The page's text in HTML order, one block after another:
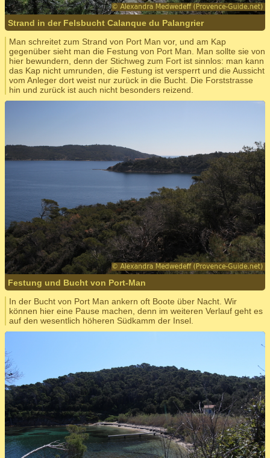
Strand in der Felsbucht Calanque du Palangrier
Man schreitet zum Strand von Port Man vor, und am Kap
gegenüber sieht man die Festung von Port Man. Man sollte sie von
hier bewundern, denn der Stichweg zum Fort ist sinnlos: man kann
das Kap nicht umrunden, die Festung ist versperrt und die Aussicht
vom Anleger dort weist nur zurück in die Bucht. Die Forststrasse
hin und zurück ist auch nicht besonders reizend.
Festung und Bucht von Port-Man
In der Bucht von Port Man ankern oft Boote über Nacht. Wir
können hier eine Pause machen, denn im weiteren Verlauf geht es
auf den wesentlich höheren Südkamm der Insel.